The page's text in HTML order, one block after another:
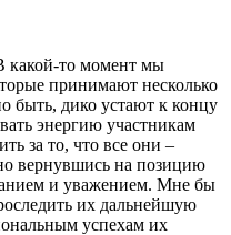
какой-то момент мы
принимают несколько
быть, дико устают к концу
энергию участникам
за то, что все они –
вернувшись на позицию
и уважением. Мне бы
их дальнейшую
успехам их